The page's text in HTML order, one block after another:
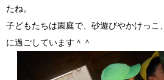
たね。
子どもたちは園庭で、砂遊びやかけっこ
に過ごしています＾＾